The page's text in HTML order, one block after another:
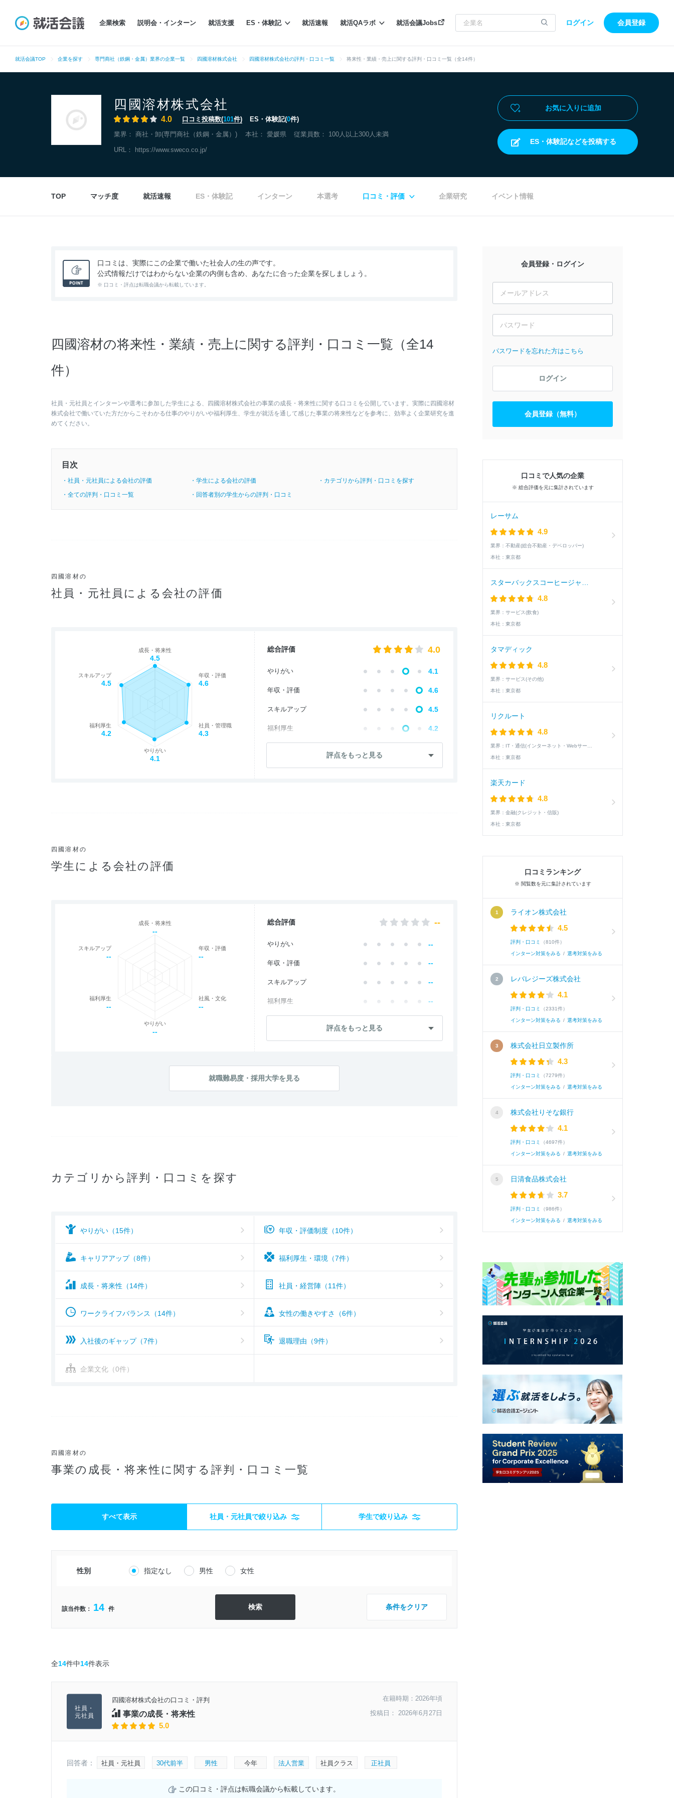
企業検索 説明会・インターン 就活支援 ES・体験記 就活速報 就活QAラボ 就活会議Jobs ログイン 会員登録
就活会議TOP 企業を探す 専門商社（鉄鋼・金属）業界の企業一覧 四國溶材株式会社 四國溶材株式会社の評判・口コミ一覧 将来性・業績・売上に関する評判・口コミ一覧（全14件）
四國溶材株式会社
4.0 口コミ投稿数(101件) ES・体験記(0件)
業界： 商社・卸(専門商社（鉄鋼・金属）) 本社： 愛媛県 従業員数： 100人以上300人未満
URL： https://www.sweco.co.jp/
お気に入りに追加
ES・体験記などを投稿する
TOP マッチ度 就活速報 ES・体験記 インターン 本選考 口コミ・評価 企業研究 イベント情報
口コミは、実際にこの企業で働いた社会人の生の声です。
公式情報だけではわからない企業の内側も含め、あなたに合った企業を探しましょう。
※ 口コミ・評点は転職会議から転載しています。
四國溶材の将来性・業績・売上に関する評判・口コミ一覧（全14
件）
社員・元社員とインターンや選考に参加した学生による、四國溶材株式会社の事業の成長・将来性に関する口コミを公開しています。実際に四國溶材
株式会社で働いていた方だからこそわかる仕事のやりがいや福利厚生、学生が就活を通して感じた事業の将来性などを参考に、効率よく企業研究を進
めてください。
目次
・社員・元社員による会社の評価 ・学生による会社の評価
・カテゴリから評判・口コミを探す
・全ての評判・口コミ一覧
・回答者別の学生からの評判・口コミ
四國溶材の
社員・元社員による会社の評価
評点をもっと見る
成長・将来性
4.5
年収・評価
4.6
社員・管理職
4.3
やりがい
4.1
福利厚生
4.2
スキルアップ
4.5
総合評価 4.0
やりがい 4.1
年収・評価 4.6
スキルアップ 4.5
福利厚生 4.2
社員・管理職 4.3
四國溶材の
学生による会社の評価
評点をもっと見る
成長・将来性
--
年収・評価
--
社風・文化
--
やりがい
--
福利厚生
--
スキルアップ
--
総合評価 --
やりがい --
年収・評価 --
スキルアップ --
福利厚生 --
社員・管理職 --
社風・文化
就職難易度・採用大学を見る
カテゴリから評判・口コミを探す
やりがい（15件） 年収・評価制度（10件）
キャリアアップ（8件） 福利厚生・環境（7件）
成長・将来性（14件） 社員・経営陣（11件）
ワークライフバランス（14件） 女性の働きやすさ（6件）
入社後のギャップ（7件） 退職理由（9件）
企業文化（0件）
四國溶材の
事業の成長・将来性に関する評判・口コミ一覧
すべて表示 社員・元社員で絞り込み 学生で絞り込み
性別 指定なし 男性 女性
該当件数： 14 件 条件をクリア
全14件中14件表示
四國溶材株式会社の口コミ・評判
事業の成長・将来性
5.0
在籍時期：2026年頃
投稿日： 2026年6月27日
回答者： 社員・元社員 30代前半 男性 今年 法人営業 社員クラス 正社員
この口コミ・評点は転職会議から転載しています。
会員登録・ログイン
パスワードを忘れた方はこちら
ログイン
会員登録（無料）
口コミで人気の企業
※ 総合評価を元に集計されています
レーサム
4.9
業界： 不動産(総合不動産・デベロッパー)
本社： 東京都
4.8
業界： サービス(飲食)
本社： 東京都
タマディック
4.8
業界： サービス(その他)
本社： 東京都
リクルート
4.8
業界：
本社： 東京都
楽天カード
4.8
業界： 金融(クレジット・信販)
本社： 東京都
口コミランキング
※ 閲覧数を元に集計されています
ライオン株式会社
4.5
評判・口コミ （810件）
インターン対策をみる / 選考対策をみる
レバレジーズ株式会社
4.1
評判・口コミ （2331件）
インターン対策をみる / 選考対策をみる
株式会社日立製作所
4.3
評判・口コミ （7279件）
インターン対策をみる / 選考対策をみる
株式会社りそな銀行
4.1
評判・口コミ （4697件）
インターン対策をみる / 選考対策をみる
日清食品株式会社
3.7
評判・口コミ （986件）
インターン対策をみる / 選考対策をみる